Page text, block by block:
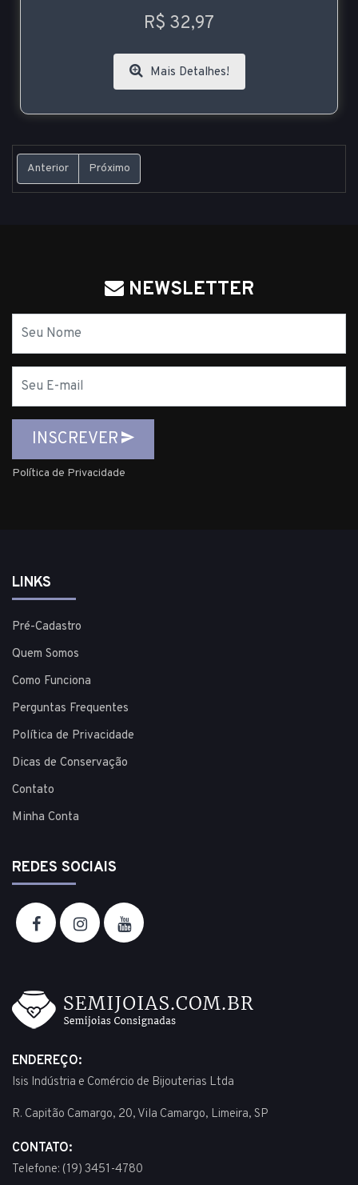
R$ 32,97
Mais Detalhes!
Anterior Próximo
NEWSLETTER
mail
INSCREVER
Política de Privacidade
LINKS
Pré-Cadastro
Quem Somos
Como Funciona
Perguntas Frequentes
Política de Privacidade
Dicas de Conservação
Contato
Minha Conta
REDES SOCIAIS
ENDEREÇO:
Isis Indústria e Comércio de Bijouterias Ltda
R. Capitão Camargo, 20, Vila Camargo, Limeira, SP
CONTATO:
Telefone: (19) 3451-4780